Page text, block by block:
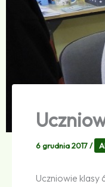
6 grudnia 2017/
Uczniowie klasy